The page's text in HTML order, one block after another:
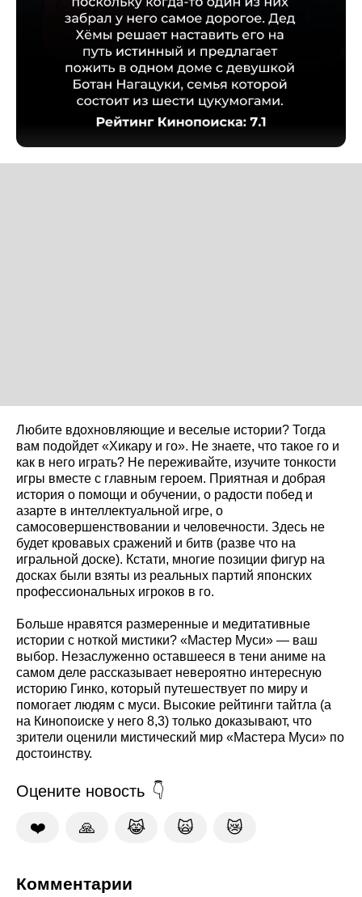
Любите вдохновляющие и веселые истории? Тогда
вам подойдет «Хикару и го». Не знаете, что такое го и
как в него играть? Не переживайте, изучите тонкости
игры вместе с главным героем. Приятная и добрая
история о помощи и обучении, о радости побед и
азарте в интеллектуальной игре, о
самосовершенствовании и человечности. Здесь не
будет кровавых сражений и битв (разве что на
игральной доске). Кстати, многие позиции фигур на
досках были взяты из реальных партий японских
профессиональных игроков в го.
Больше нравятся размеренные и медитативные
истории с ноткой мистики? «Мастер Муси» — ваш
выбор. Незаслуженно оставшееся в тени аниме на
самом деле рассказывает невероятно интересную
историю Гинко, который путешествует по миру и
помогает людям с муси. Высокие рейтинги тайтла (а
на Кинопоиске у него 8,3) только доказывают, что
зрители оценили мистический мир «Мастера Муси» по
достоинству.
Оцените новость
❤️ 🙏 😹 🙀 😿
Комментарии